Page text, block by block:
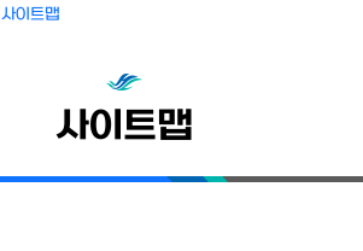
사이트맵
사이트맵